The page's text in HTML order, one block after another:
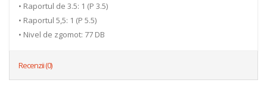
• Raportul de 3.5: 1 (P 3.5)
• Raportul 5,5: 1 (P 5.5)
• Nivel de zgomot: 77 DB
Recenzii (0)